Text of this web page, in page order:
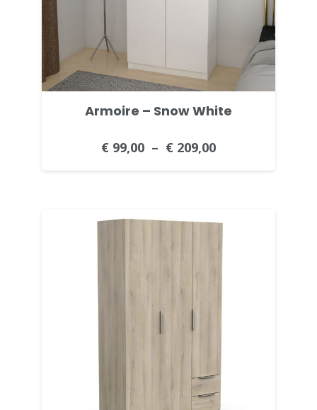
Armoire – Snow White
€ 99,00 – € 209,00
de
€ 209,00